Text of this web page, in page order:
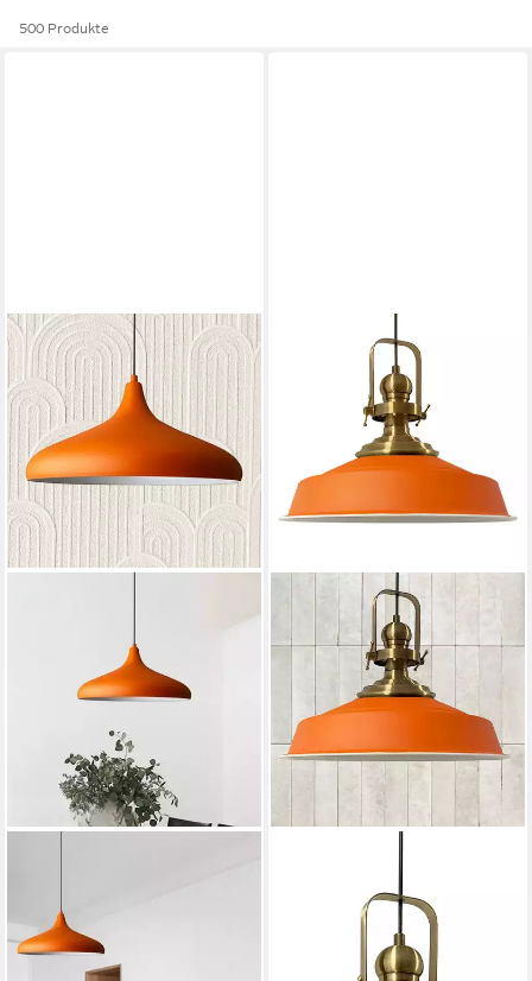
500 Produkte
Pendelleuchte Durchmesser
35 cm E27 Metall Moderne
Lampe, ohne Leuchtmittel
Pendelleuchte I Aslet l Ø41
cm E27 Metall Vintage Lampe,
ohne Leuchtmittel